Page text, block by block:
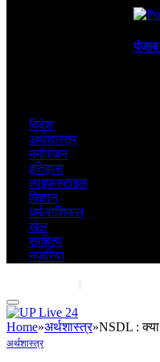
विदेश
अर्थशास्त्र
मनोरंजन
इतिहास
लाइफस्टाइल
विज्ञान
धर्म/राशिफल
खेल
साहित्य
नजरिया
|
Home»अर्थशास्त्र»NSDL : क्या
अर्थशास्त्र